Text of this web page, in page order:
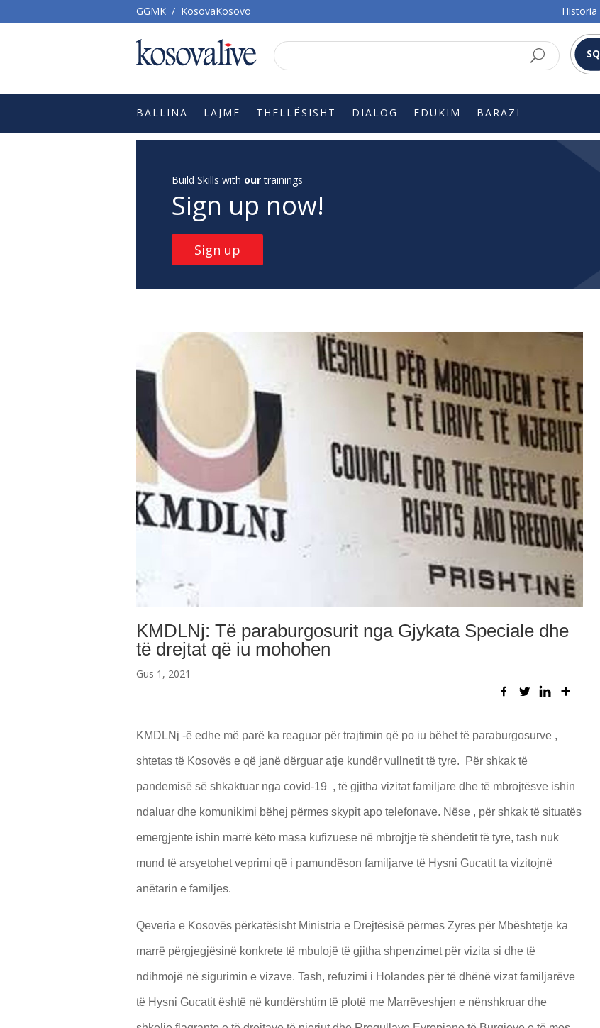
GGMK / KosovaKosovo Historia
SQ
BALLINA LAJME THELLËSISHT DIALOG EDUKIM BARAZI
Build Skills with ourtrainings
Sign up now!
Sign up
KMDLNj: Të paraburgosurit nga Gjykata Speciale dhe
të drejtat që iu mohohen
Gus 1, 2021
KMDLNj -ë edhe më parë ka reaguar për trajtimin që po iu bëhet të paraburgosurve ,
shtetas të Kosovës e që janë dërguar atje kundêr vullnetit të tyre. Për shkak të
pandemisë së shkaktuar nga covid-19 , të gjitha vizitat familjare dhe të mbrojtësve ishin
ndaluar dhe komunikimi bëhej përmes skypit apo telefonave. Nëse , për shkak të situatës
emergjente ishin marrë këto masa kufizuese në mbrojtje të shëndetit të tyre, tash nuk
mund të arsyetohet veprimi që i pamundëson familjarve të Hysni Gucatit ta vizitojnë
anëtarin e familjes.
Qeveria e Kosovës përkatësisht Ministria e Drejtësisë përmes Zyres për Mbështetje ka
marrë përgjegjësinë konkrete të mbulojë të gjitha shpenzimet për vizita si dhe të
ndihmojë në sigurimin e vizave. Tash, refuzimi i Holandes për të dhënë vizat familjarëve
të Hysni Gucatit është në kundërshtim të plotë me Marrëveshjen e nënshkruar dhe